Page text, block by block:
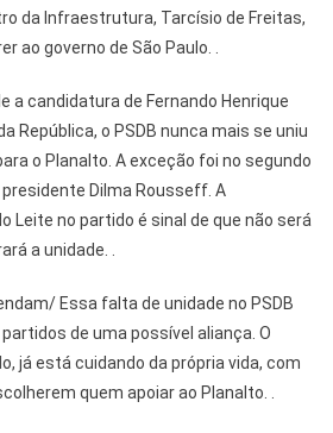
da Infraestrutura, Tarcísio de Freitas,
ao governo de São Paulo. .
a candidatura de Fernando Henrique
República, o PSDB nunca mais se uniu
o Planalto. A exceção foi no segundo
Dilma Rousseff. A
Leite no partido é sinal de que não será
a unidade. .
Essa falta de unidade no PSDB
de uma possível aliança. O
já está cuidando da própria vida, com
quem apoiar ao Planalto. .